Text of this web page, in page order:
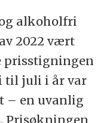
alkoholfri
2022 vært
prisstigningen
til juli i år var
– en uvanlig
Prisøkningen